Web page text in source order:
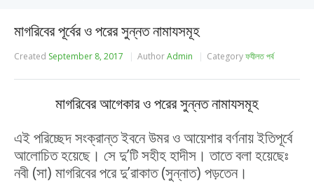
মাগরিবের পূর্বের ও পরের সুন্নত নামাযসমূহ
Created September 8, 2017 AuthorAdmin Categoryফযীলত পর্ব
মাগরিবের আগেকার ও পরের সুন্নত নামাযসমূহ
এই পরিচ্ছেদ সংক্রান্ত ইবনে উমর ও আয়েশার বর্ণনায় ইতিপূর্বে
আলোচিত হয়েছে। সে দু’টি সহীহ হাদীস। তাতে বলা হয়েছেঃ
নবী (সা) মাগরিবের পরে দু’রাকাত (সুন্নাত) পড়তেন।